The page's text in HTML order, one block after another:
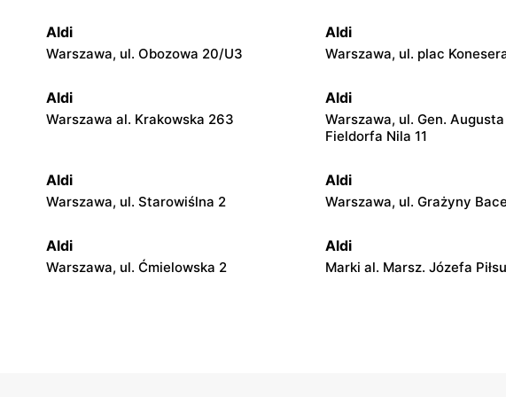
Aldi
Warszawa, ul. Obozowa 20/U3
Aldi
Warszawa, ul. plac
Aldi
Warszawa al. Krakowska 263
Aldi
Warszawa, ul. Gen.
Fieldorfa Nila 11
Aldi
Warszawa, ul. Starowiślna 2
Aldi
Warszawa, ul. Grażyny
Aldi
Warszawa, ul. Ćmielowska 2
Aldi
Marki al. Marsz. Józefa